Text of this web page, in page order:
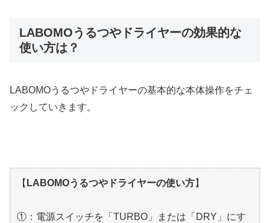
LABOMOうるつやドライヤーの効果的な
使い方は？
LABOMOうるつやドライヤーの基本的な本体操作をチェ
ックしていきます。
【 LABOMOうるつやドライヤーの使い方】
①：電源スイッチを「TURBO」または「DRY」にす